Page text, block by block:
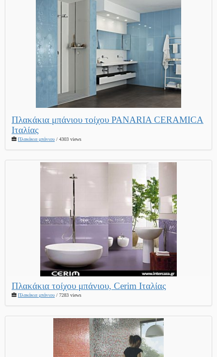
Πλακάκια μπάνιου τοίχου PANARIA CERAMICA
Ιταλίας
Πλακάκια μπάνιου / 4303 views
Πλακάκια τοίχου μπάνιου, Cerim Ιταλίας
Πλακάκια μπάνιου / 7283 views